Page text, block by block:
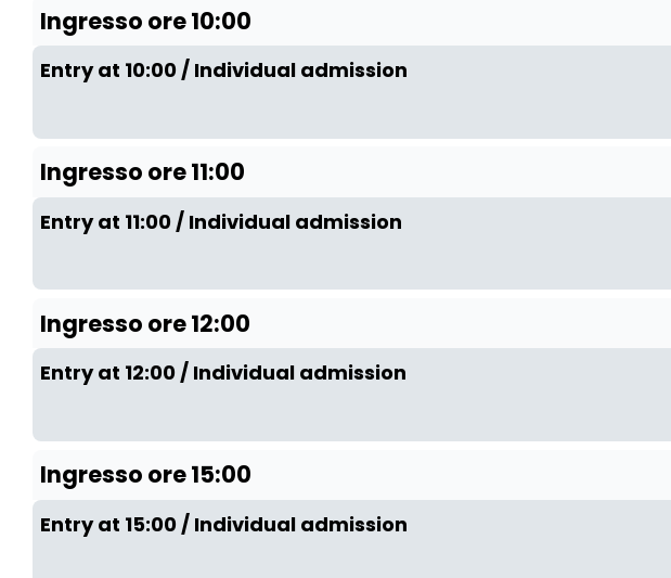
Ingresso ore 10:00
Entry at 10:00 / Individual admission
Ingresso ore 11:00
Entry at 11:00 / Individual admission
Ingresso ore 12:00
Entry at 12:00 / Individual admission
Ingresso ore 15:00
Entry at 15:00 / Individual admission